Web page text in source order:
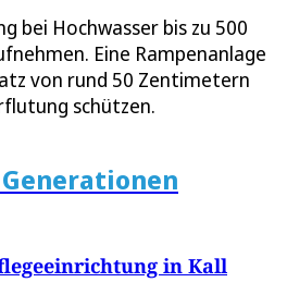
bei Hochwasser bis zu 500
Eine Rampenanlage
von rund 50 Zentimetern
schützen.
in Kall